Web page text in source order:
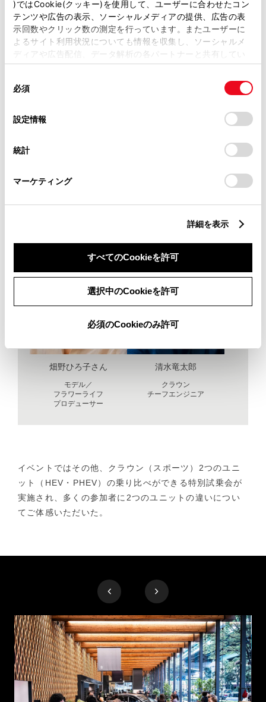
)ではCookie(クッキー)を使用して、ユーザーに合わせたコン
テンツや広告の表示、ソーシャルメディアの提供、広告の表
示回数やクリック数の測定を行っています。またユーザーに
よるサイト利用状況についても情報を収集し、ソーシャルメ
ディアや広告配信、データ解析の各パートナーと共有してい
ます。各パートナーは、ここで収集された情報とユーザーが
各パートナーに提供した他の情報、ユーザーが各パートナー
のサービスを使用したときに収集した他の情報を組み合わせ
るとCookie(クッキー)に同意したこととなります。
「すべてのCookieを許可」をクリックすることで、お客様の
デバイスにすべてのCookie(クッキー)が保存されることに同
設定の変更、同意を撤回したりするにあたっては、当社の「
」をご覧ください。
必須
設定情報
統計
マーケティング
詳細を表示
すべてのCookieを許可
選択中のCookieを許可
必須のCookieのみ許可
日にモデルでフラワーライフプロデューサーの畑野ひろ
子さんを招き、【 THE STYLE of LIFE - 新しく、美し
く、生きる – 】をテーマにトークセッションが行われ
た。畑野さんからは16代目クラウンを見た時の感想や、
事への「挑戦」や自分らしく自然体に生きるためにして
トークセッション
- 新しく、美しく、生きる -
畑野ひろ子さん
モデル／
フラワーライフ
プロデューサー
清水竜太郎
クラウン
チーフエンジニア
イベントではその他、クラウン（スポーツ）2つのユニ
ット（HEV・PHEV）の乗り比べができる特別試乗会が
実施され、多くの参加者に2つのユニットの違いについ
てご体感いただいた。